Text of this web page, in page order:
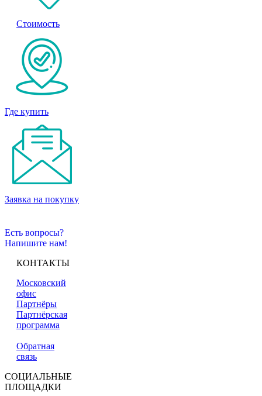
Стоимость
Где купить
Заявка на покупку
Есть вопросы?
Напишите нам!
КОНТАКТЫ
Московский
офис
Партнёры
Партнёрская
программа
Обратная
связь
СОЦИАЛЬНЫЕ
ПЛОЩАДКИ